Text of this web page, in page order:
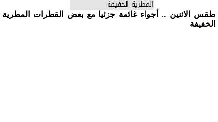
طقس الاثنين .. أجواء غائمة جزئيا مع بعض القطرات المطرية
الخفيفة